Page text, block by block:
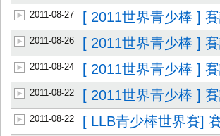
2011-08-27 [ 2011世界青少棒 ]
2011-08-26 [ 2011世界青少棒 ]
2011-08-24 [ 2011世界青少棒 ]
2011-08-22 [ 2011世界青少棒 ]
2011-08-22 [ LLB青少棒世界賽]